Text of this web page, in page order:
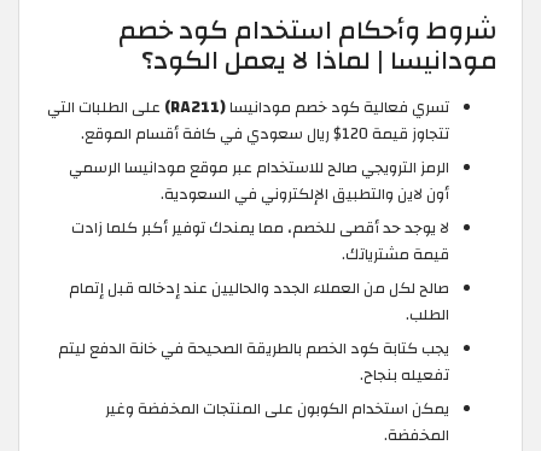
شروط وأحكام استخدام كود خصم
مودانيسا | لماذا لا يعمل الكود؟
تسري فعالية كود خصم مودانيسا(RA211)
على الطلبات التي
تتجاوز قيمة 120$ ريال سعودي في كافة أقسام الموقع.
الرمز الترويجي صالح للاستخدام عبر موقع مودانيسا الرسمي
أون لاين والتطبيق الإلكتروني في السعودية.
لا يوجد حد أقصى للخصم، مما يمنحك توفير أكبر كلما زادت
قيمة مشترياتك.
صالح لكل من العملاء الجدد والحاليين عند إدخاله قبل إتمام
الطلب.
يجب كتابة كود الخصم بالطريقة الصحيحة في خانة الدفع ليتم
تفعيله بنجاح.
يمكن استخدام الكوبون على المنتجات المخفضة وغير
المخفضة.